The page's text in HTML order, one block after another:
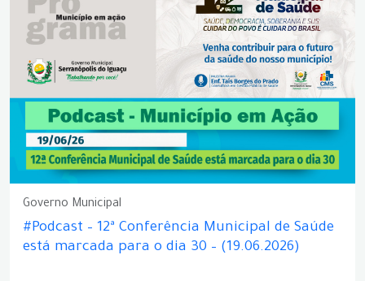
Governo Municipal
#Podcast – 12ª Conferência Municipal de Saúde
está marcada para o dia 30 – (19.06.2026)